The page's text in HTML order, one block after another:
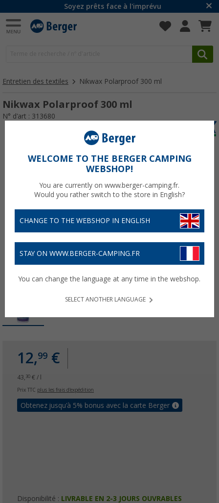
Soyez prêts face à l'imprévu
Entretien des textiles Nikwax Polarproof 300 ml
Nikwax Polarproof 300 ml
N° d'art : 313680
12,99 €
43, 30 € / l
Prix TTC plus les frais d'expédition
Obtenez jusqu'à 5% bonus avec la carte Berger
Disponibilité : LIVRABLE EN 2-3 JOURS OUVRABLES
WELCOME TO THE BERGER CAMPING
WEBSHOP!
You are currently on www.berger-camping.fr.
Would you rather switch to the store in English?
CHANGE TO THE WEBSHOP IN ENGLISH
STAY ON WWW.BERGER-CAMPING.FR
You can change the language at any time in the webshop.
SELECT ANOTHER LANGUAGE